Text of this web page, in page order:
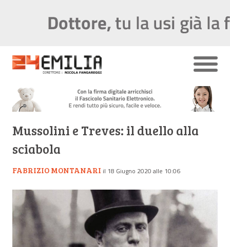
Mussolini e Treves: il duello alla
sciabola
FABRIZIO MONTANARI il 18 Giugno 2020 alle 10:06